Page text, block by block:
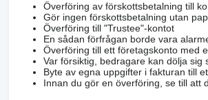
Överföring av förskottsbetalning till
Gör ingen förskottsbetalning utan
Överföring till "Trustee"-kontot
En sådan förfrågan borde vara
Överföring till ett företagskonto med
Var försiktig, bedragare kan dölja
Byte av egna uppgifter i fakturan till
Innan du gör en överföring, se till att